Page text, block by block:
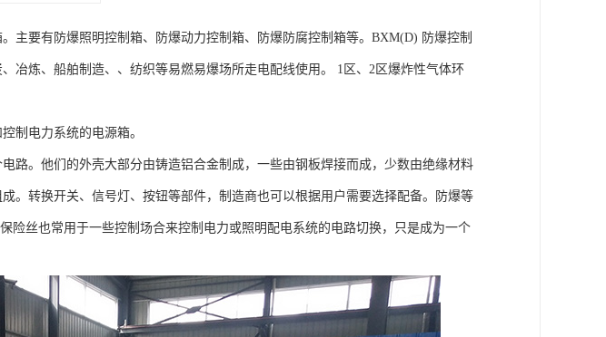
主要有防爆照明控制箱、防爆动力控制箱、防爆防腐控制箱等。BXM(D) 防爆控制
冶炼、船舶制造、、纺织等易燃易爆场所走电配线使用。 1区、2区爆炸性气体环
制电力系统的电源箱。
路。他们的外壳大部分由铸造铝合金制成，一些由钢板焊接而成，少数由绝缘材料
。转换开关、信号灯、按钮等部件，制造商也可以根据用户需要选择配备。防爆等
险丝也常用于一些控制场合来控制电力或照明配电系统的电路切换，只是成为一个